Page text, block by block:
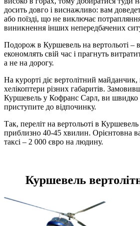
досить довго і виснажливо: вам
або поїзді, що не виключає
виникнення інших непередбачених
Подорож в Куршевель на вертольоті –
економлять свій час і прагнуть
а не на дорогу.
На курорті діє вертолітний
хелікоптери різних габаритів.
Куршевель у Кофранс Сарл, ви швидко
приступите до відпочинку.
Так, переліт на вертольоті в Куршевель
приблизно 40-45 хвилин. Орієнтовна
таксі – 2 000 євро на людину.
Куршевель